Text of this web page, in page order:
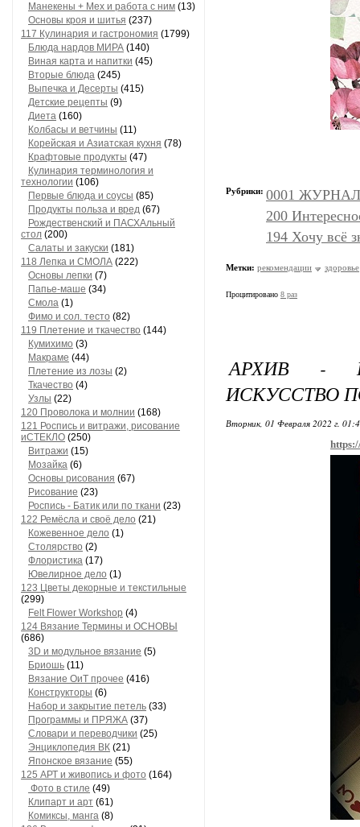
Манекены + Мех и работа с ним (13)
Основы кроя и шитья (237)
117 Кулинария и гастрономия (1799)
Блюда нардов МИРА (140)
Виная карта и напитки (45)
Вторые блюда (245)
Выпечка и Десерты (415)
Детские рецепты (9)
Диета (160)
Колбасы и ветчины (11)
Корейская и Азиатская кухня (78)
Крафтовые продукты (47)
Кулинария терминология и
технологии (106)
Первые блюда и соусы (85)
Продукты польза и вред (67)
Рождественский и ПАСХАльный
стол (200)
Салаты и закуски (181)
118 Лепка и СМОЛА (222)
Основы лепки (7)
Папье-маше (34)
Смола (1)
Фимо и сол. тесто (82)
119 Плетение и ткачество (144)
Кумихимо (3)
Макраме (44)
Плетение из лозы (2)
Ткачество (4)
Узлы (22)
120 Проволока и молнии (168)
121 Роспись и витражи, рисование
иСТЕКЛО (250)
Витражи (15)
Мозайка (6)
Основы рисования (67)
Рисование (23)
Роспись - Батик или по ткани (23)
122 Ремёсла и своё дело (21)
Кожевенное дело (1)
Столярство (2)
Флористика (17)
Ювелирное дело (1)
123 Цветы декорные и текстильные
(299)
Felt Flower Workshop (4)
124 Вязание Термины и ОСНОВЫ
(686)
3D и модульное вязание (5)
Бриошь (11)
Вязание ОиТ прочее (416)
Конструкторы (6)
Набор и закрытие петель (33)
Программы и ПРЯЖА (37)
Словари и переводчики (25)
Энциклопедия ВК (21)
Японское вязание (55)
125 АРТ и живопись и фото (164)
Фото в стиле (49)
Клипарт и арт (61)
Комиксы, манга (8)
Рубрики: 0001
200
194 Хочу всё
Метки: рекомендации здоровье
Процитировано 8 раз
АРХИВ -
ИСКУССТВО
Вторник, 01 Февраля 2022 г.